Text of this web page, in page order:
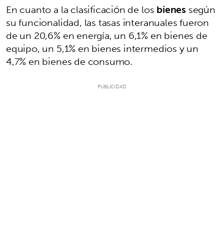
En cuanto a la clasificación de losbienes según
su funcionalidad, las tasas interanuales fueron
de un 20,6% en energía, un 6,1% en bienes de
equipo, un 5,1% en bienes intermedios y un
4,7% en bienes de consumo.